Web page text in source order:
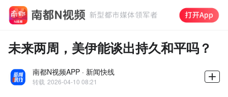
未来两周，美伊能谈出持久和平吗？
南都N视频APP · 新闻快线
转载 2026-04-10 08:21